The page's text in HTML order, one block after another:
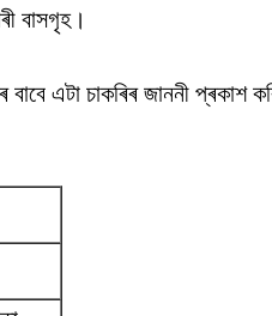
বাসগৃহ।
বাবে এটা চাকৰিৰ জাননী প্ৰকাশ